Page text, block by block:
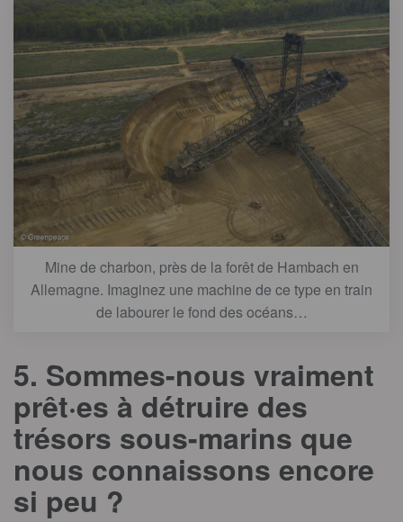
Mine de charbon, près de la forêt de Hambach en
Allemagne. Imaginez une machine de ce type en train
de labourer le fond des océans…
5. Sommes-nous vraiment
prêt·es à détruire des
trésors sous-marins que
nous connaissons encore
si peu ?